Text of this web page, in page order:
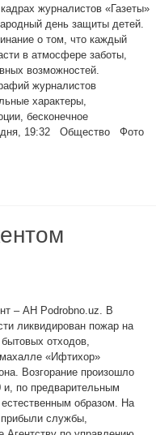
журналистов «Газеты»
день защиты детей.
о том, что каждый
в атмосфере заботы,
возможностей.
журналистов
характеры,
бесконечное
19:32 Общество Фото
– АН Podrobno.uz. В
ликвидирован пожар на
отходов,
«Ифтихор»
Возгорание произошло
и, по предварительным
образом. На
службы,